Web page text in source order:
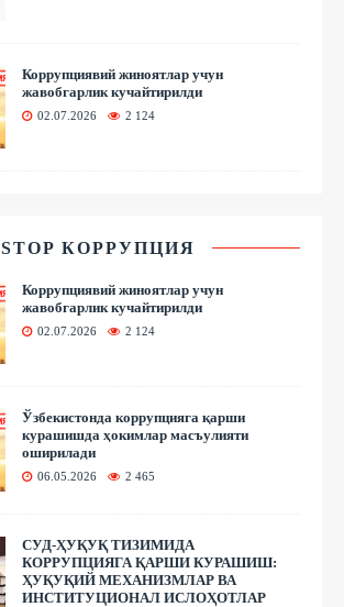
Коррупциявий жиноятлар учун
жавобгарлик кучайтирилди
02.07.2026 2 124
STOP КОРРУПЦИЯ
Коррупциявий жиноятлар учун
жавобгарлик кучайтирилди
02.07.2026 2 124
Ўзбекистонда коррупцияга қарши
курашишда ҳокимлар масъулияти
оширилади
06.05.2026 2 465
СУД-ҲУҚУҚ ТИЗИМИДА
КОРРУПЦИЯГА ҚАРШИ КУРАШИШ:
ҲУҚУҚИЙ МЕХАНИЗМЛАР ВА
ИНСТИТУЦИОНАЛ ИСЛОҲОТЛАР